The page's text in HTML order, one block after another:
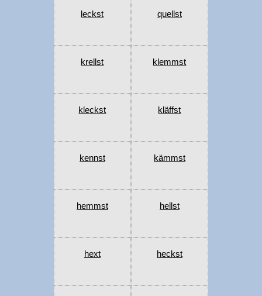
leckst quellst
krellst klemmst
kleckst kläffst
kennst kämmst
hemmst hellst
hext heckst